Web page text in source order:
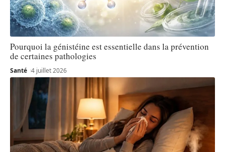
Pourquoi la génistéine est essentielle dans la prévention
de certaines pathologies
Santé 4 juillet 2026